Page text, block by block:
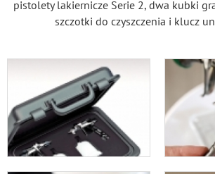
pistolety lakiernicze Serie 2, dwa kubki
szczotki do czyszczenia i klucz